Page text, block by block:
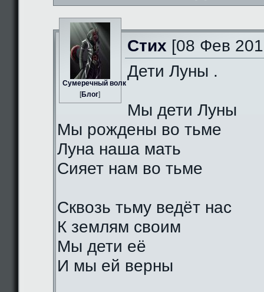
Сумеречный волк
[Блог]
Стих [08 Фев
Дети Луны .
Мы дети Луны
Мы рождены во тьме
Луна наша мать
Сияет нам во тьме
Сквозь тьму ведёт нас
К землям своим
Мы дети её
И мы ей верны